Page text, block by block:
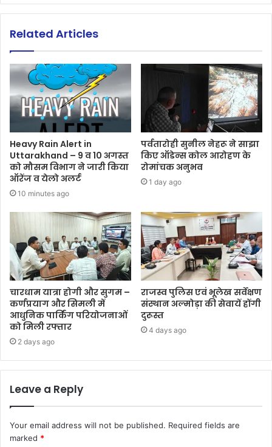
Related Articles
Heavy Rain Alert in
Uttarakhand – 9 व 10 अगस्त
को मौसम विभाग ने जारी किया
ऑरेंज व येलो अलर्ट
10 minutes ago
पर्वतारोही सुनील नेहरू ने साझा
किए ऑडेन्स कोल आरोहण के
रोमांचक अनुभव
1 day ago
चारधाम यात्रा होगी और सुगम –
कर्णप्रयाग और सिमली में
आधुनिक पार्किंग परियोजनाओं
को मिली रफ्तार
2 days ago
राजस्व पुलिस एवं भूलेख सर्वेक्षण
संस्थान अल्मोड़ा की सेवायें होंगी
दुरूस्त
4 days ago
Leave a Reply
Your email address will not be published. Required fields are
marked *